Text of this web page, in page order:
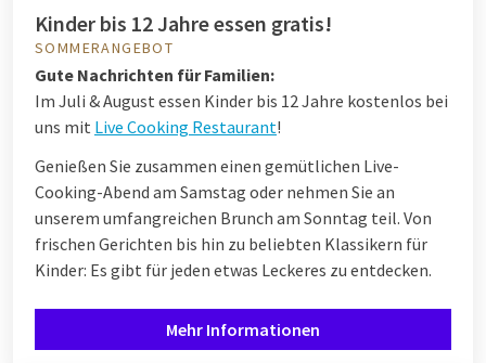
Kinder bis 12 Jahre essen gratis!
SOMMERANGEBOT
Gute Nachrichten für Familien:
Im Juli & August essen Kinder bis 12 Jahre kostenlos bei
uns mit Live Cooking Restaurant!
Genießen Sie zusammen einen gemütlichen Live-
Cooking-Abend am Samstag oder nehmen Sie an
unserem umfangreichen Brunch am Sonntag teil. Von
frischen Gerichten bis hin zu beliebten Klassikern für
Kinder: Es gibt für jeden etwas Leckeres zu entdecken.
Mehr Informationen